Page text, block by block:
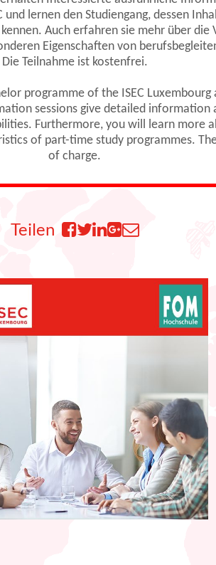
und lernen den Studiengang, dessen
Auch erfahren sie mehr über die
Eigenschaften von
Die Teilnahme ist kostenfrei.
programme of the ISEC Luxembourg
sessions give detailed information
Furthermore, you will learn more
of part-time study programmes.
of charge.